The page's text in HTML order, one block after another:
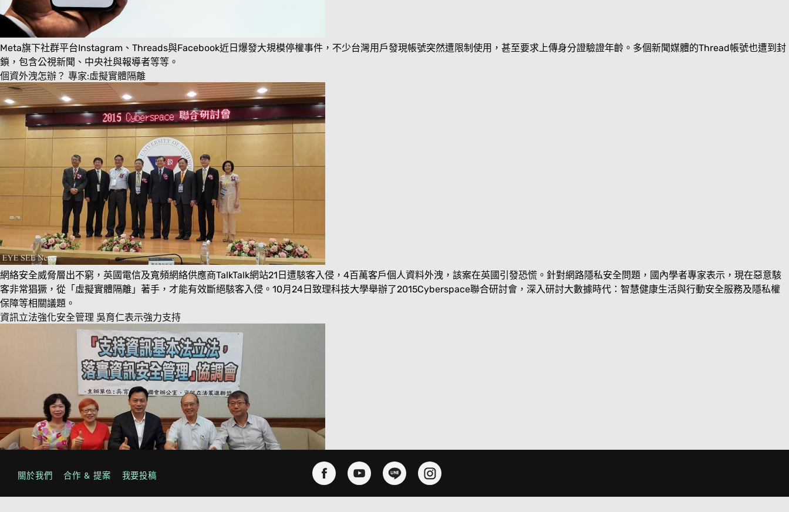
Meta旗下社群平台Instagram、Threads與Facebook近日爆發大規模停權事件，不少台灣用戶發現帳號突然遭限制使用，甚至要求上傳身分證驗證年齡。多個新聞媒體的Thread帳號也遭到封
鎖，包含公視新聞、中央社與報導者等等。
個資外洩怎辦？ 專家:虛擬實體隔離
網絡安全威脅層出不窮，英國電信及寬頻網絡供應商TalkTalk網站21日遭駭客入侵，4百萬客戶個人資料外洩，該案在英國引發恐慌。針對網路隱私安全問題，國內學者專家表示，現在惡意駭
客非常猖獗，從「虛擬實體隔離」著手，才能有效斷絕駭客入侵。10月24日致理科技大學舉辦了2015Cyberspace聯合研討會，深入研討大數據時代：智慧健康生活與行動安全服務及隱私權
保障等相關議題。
資訊立法強化安全管理 吳育仁表示強力支持
關於我們 合作 & 提案 我要投稿